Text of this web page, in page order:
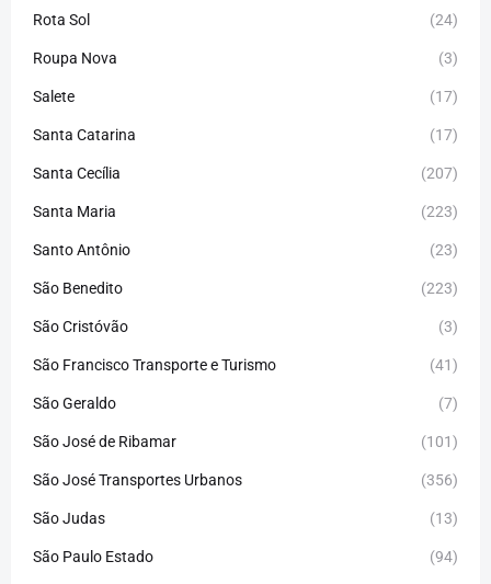
Rota Sol (24)
Roupa Nova (3)
Salete (17)
Santa Catarina (17)
Santa Cecília (207)
Santa Maria (223)
Santo Antônio (23)
São Benedito (223)
São Cristóvão (3)
São Francisco Transporte e Turismo (41)
São Geraldo (7)
São José de Ribamar (101)
São José Transportes Urbanos (356)
São Judas (13)
São Paulo Estado (94)